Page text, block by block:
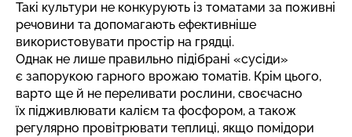
Такі культури не конкурують із томатами за поживні
речовини та допомагають ефективніше
використовувати простір на грядці.
Однак не лише правильно підібрані «сусіди»
є запорукою гарного врожаю томатів. Крім цього,
варто ще й не переливати рослини, своєчасно
їх підживлювати калієм та фосфором, а також
регулярно провітрювати теплиці, якщо помідори